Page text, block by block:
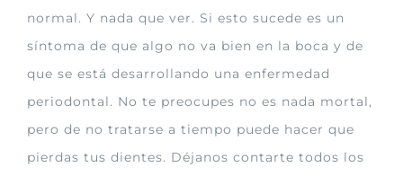
normal. Y nada que ver. Si esto sucede es un
síntoma de que algo no va bien en la boca y de
que se está desarrollando una enfermedad
periodontal. No te preocupes no es nada mortal,
pero de no tratarse a tiempo puede hacer que
pierdas tus dientes. Déjanos contarte todos los